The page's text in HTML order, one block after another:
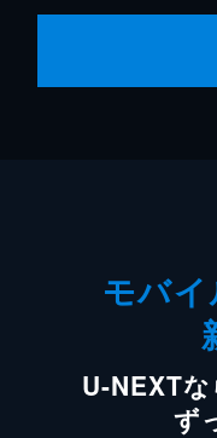
モバ
U-NEXT
ず